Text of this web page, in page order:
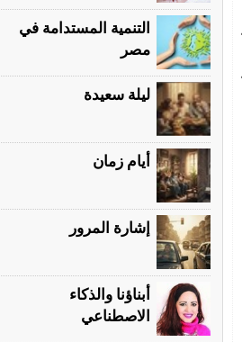
التنمية المستدامة في
مصر
ليلة سعيدة
أيام زمان
إشارة المرور
أبناؤنا والذكاء
الاصطناعي